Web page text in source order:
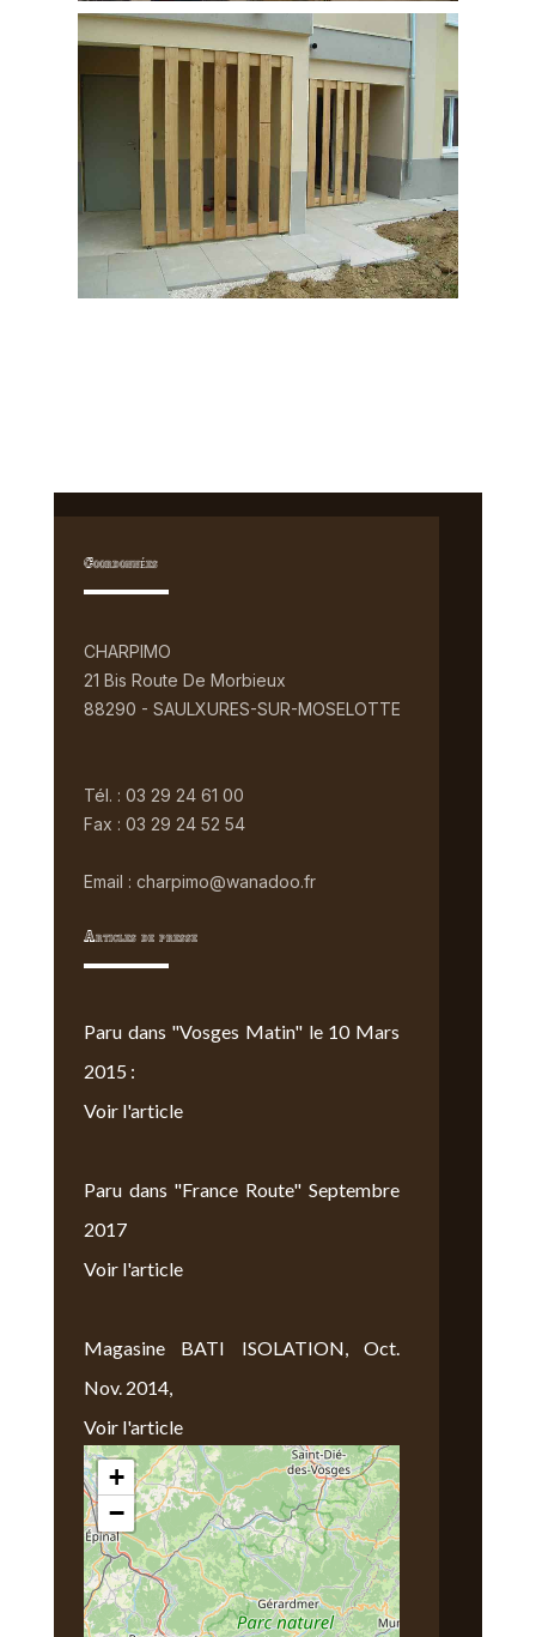
Coordonnées
CHARPIMO
21 Bis Route De Morbieux
88290 - SAULXURES-SUR-MOSELOTTE
Tél. : 03 29 24 61 00
Fax : 03 29 24 52 54
Email : charpimo@wanadoo.fr
Articles de presse
Paru dans "Vosges Matin" le 10 Mars
2015 :
Voir l'article
Paru dans "France Route" Septembre
2017
Voir l'article
Magasine BATI ISOLATION, Oct.
Nov. 2014,
Voir l'article
Nous Trouver
+
−